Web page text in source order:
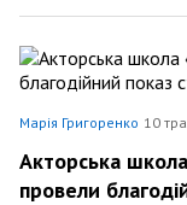
Марія Григоренко 10
Акторська
провели